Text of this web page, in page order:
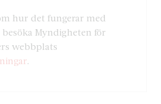
hur det fungerar med
Myndigheten för
webbplats
.